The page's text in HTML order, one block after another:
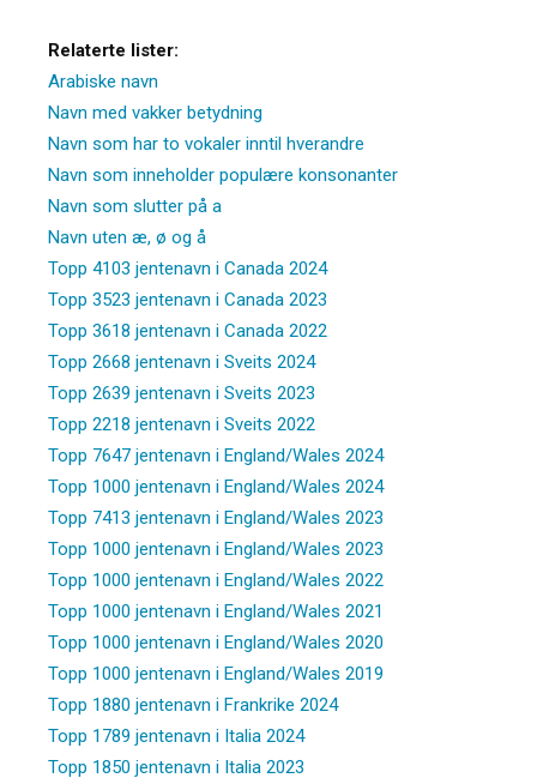
Relaterte lister:
Arabiske navn
Navn med vakker betydning
Navn som har to vokaler inntil hverandre
Navn som inneholder populære konsonanter
Navn som slutter på a
Navn uten æ, ø og å
Topp 4103 jentenavn i Canada 2024
Topp 3523 jentenavn i Canada 2023
Topp 3618 jentenavn i Canada 2022
Topp 2668 jentenavn i Sveits 2024
Topp 2639 jentenavn i Sveits 2023
Topp 2218 jentenavn i Sveits 2022
Topp 7647 jentenavn i England/Wales 2024
Topp 1000 jentenavn i England/Wales 2024
Topp 7413 jentenavn i England/Wales 2023
Topp 1000 jentenavn i England/Wales 2023
Topp 1000 jentenavn i England/Wales 2022
Topp 1000 jentenavn i England/Wales 2021
Topp 1000 jentenavn i England/Wales 2020
Topp 1000 jentenavn i England/Wales 2019
Topp 1880 jentenavn i Frankrike 2024
Topp 1789 jentenavn i Italia 2024
Topp 1850 jentenavn i Italia 2023